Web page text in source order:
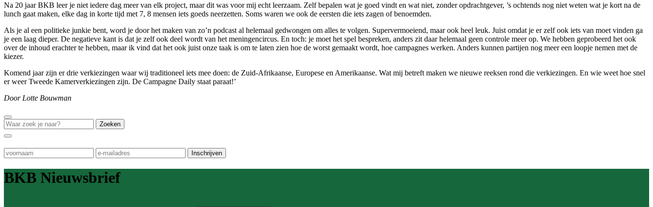
Na 20 jaar BKB leer je niet iedere dag meer van elk project, maar dit was voor mij echt leerzaam. Zelf bepalen wat je goed vindt en wat niet, zonder opdrachtgever, ’s ochtends nog niet weten wat je kort na de
lunch gaat maken, elke dag in korte tijd met 7, 8 mensen iets goeds neerzetten. Soms waren we ook de eersten die iets zagen of benoemden.
Als je al een politieke junkie bent, word je door het maken van zo’n podcast al helemaal gedwongen om alles te volgen. Supervermoeiend, maar ook heel leuk. Juist omdat je er zelf ook iets van moet vinden ga
je een laag dieper. De negatieve kant is dat je zelf ook deel wordt van het meningencircus. En toch: je moet het spel bespreken, anders zit daar helemaal geen controle meer op. We hebben geprobeerd het ook
over de inhoud erachter te hebben, maar ik vind dat het ook juist onze taak is om te laten zien hoe de worst gemaakt wordt, hoe campagnes werken. Anders kunnen partijen nog meer een loopje nemen met de
kiezer.
Komend jaar zijn er drie verkiezingen waar wij traditioneel iets mee doen: de Zuid-Afrikaanse, Europese en Amerikaanse. Wat mij betreft maken we nieuwe reeksen rond die verkiezingen. En wie weet hoe snel
er weer Tweede Kamerverkiezingen zijn. De Campagne Daily staat paraat!’
Door Lotte Bouwman
BKB Nieuwsbrief